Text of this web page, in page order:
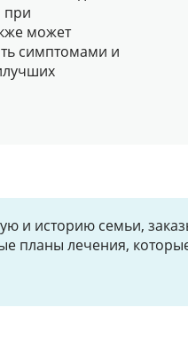
при
может
симптомами и
и историю семьи,
планы лечения,